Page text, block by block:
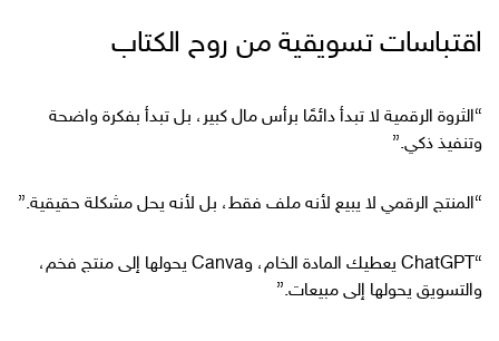
اقتباسات تسويقية من روح الكتاب
“الثروة الرقمية لا تبدأ دائمًا برأس مال كبير، بل تبدأ بفكرة واضحة
وتنفيذ ذكي.”
“المنتج الرقمي لا يبيع لأنه ملف فقط، بل لأنه يحل مشكلة حقيقية.”
“ChatGPT يعطيك المادة الخام، وCanva يحولها إلى منتج فخم،
والتسويق يحولها إلى مبيعات.”